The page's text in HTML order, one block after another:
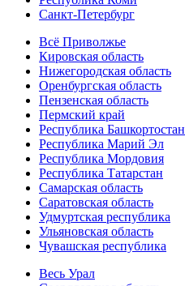
Санкт-Петербург
Всё Приволжье
Кировская область
Нижегородская область
Оренбургская область
Пензенская область
Пермский край
Республика Башкортостан
Республика Марий Эл
Республика Мордовия
Республика Татарстан
Самарская область
Саратовская область
Удмуртская республика
Ульяновская область
Чувашская республика
Весь Урал